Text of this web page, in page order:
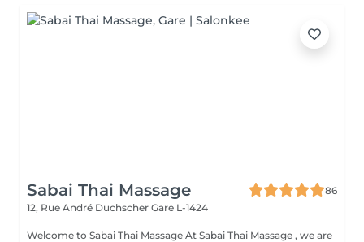
Sabai Thai Massage
86
12, Rue André Duchscher Gare L-1424
Welcome to Sabai Thai Massage At Sabai Thai Massage , we are